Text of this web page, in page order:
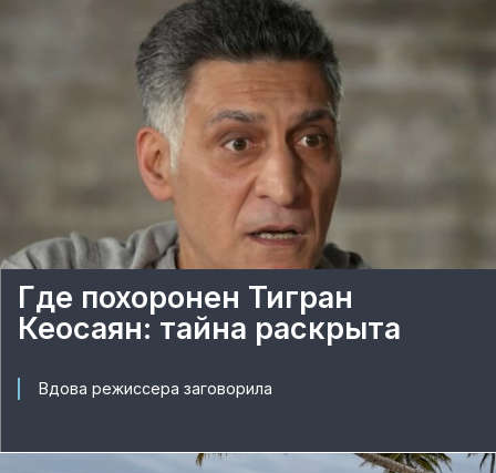
Где похоронен Тигран
Кеосаян: тайна раскрыта
Вдова режиссера заговорила